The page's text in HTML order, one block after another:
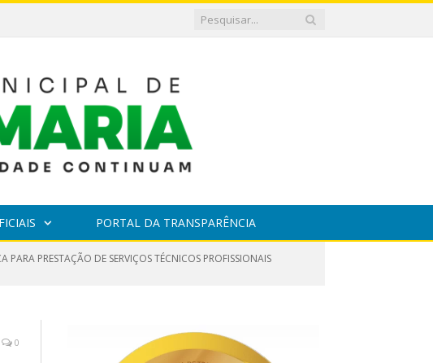
PORTAL DA TRANSPARÊNCIA
PRESTAÇÃO DE SERVIÇOS TÉCNICOS PROFISSIONAIS
0